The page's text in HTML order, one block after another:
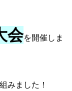
会を開催しま
みました！